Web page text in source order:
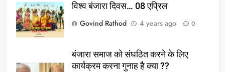
विश्व बंजारा दिवस… 08 एप्रिल
Govind Rathod
4 years ago 0
बंजारा समाज को संघठित करने के लिए
कार्यक्रम करना गुनाह है क्या ??